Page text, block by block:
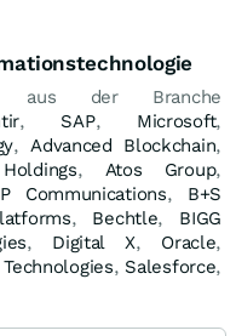
aus der Branche
, SAP, Microsoft,
,Advanced Blockchain,
, Atos Group,
Communications, B+S
, Bechtle, BIGG
, Digital X, Oracle,
, Salesforce,